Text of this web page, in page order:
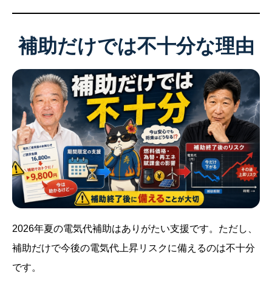
補助だけでは不十分な理由
2026年夏の電気代補助はありがたい支援です。ただし、
補助だけで今後の電気代上昇リスクに備えるのは不十分
です。